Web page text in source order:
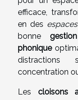
efficace,
en des
bonne
phonique
distractions
concentration
Les cloisons